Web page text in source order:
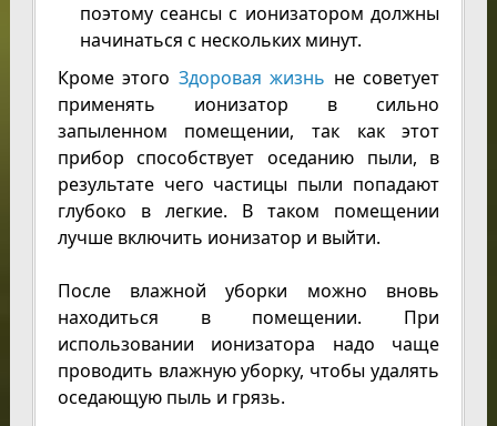
поэтому сеансы с ионизатором должны
начинаться с нескольких минут.
Кроме этого Здоровая жизнь не советует
применять ионизатор в сильно
запыленном помещении, так как этот
прибор способствует оседанию пыли, в
результате чего частицы пыли попадают
глубоко в легкие. В таком помещении
лучше включить ионизатор и выйти.
После влажной уборки можно вновь
находиться в помещении. При
использовании ионизатора надо чаще
проводить влажную уборку, чтобы удалять
оседающую пыль и грязь.